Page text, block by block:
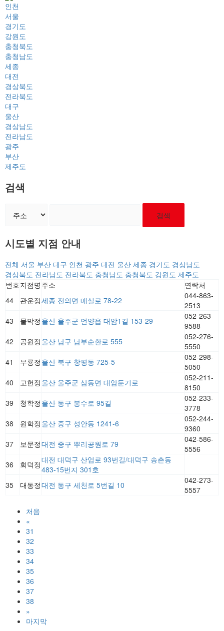
인천
서울
경기도
강원도
충청북도
충청남도
세종
대전
경상북도
전라북도
대구
울산
경상남도
전라남도
광주
부산
제주도
검색
검색
시도별 지점 안내
전체 서울 부산 대구 인천 광주 대전 울산 세종 경기도 경상남도
경상북도 전라남도 전라북도 충청남도 충청북도 강원도 제주도
번호지점명 주소
연락처
44
관운정세종 전의면 매실로 78-22
044-863-
2513
43
물막정 울산 울주군 언양읍 대암1길 153-29
052-263-
9588
42
공원정 울산 남구 남부순환로 555
052-276-
5550
41
무룡정 울산 북구 창평동 725-5
052-298-
5050
40
고헌정 울산 울주군 삼동면 대암둔기로
052-211-
8150
39
청학정 울산 동구 봉수로 95길
052-233-
3778
38
원학정 울산 중구 성안동 1241-6
052-244-
9360
37
보문정대전 중구 뿌리공원로 79
042-586-
5556
36
회덕정대전 대덕구 산업로 93번길/대덕구 송촌동
483-15번지 301호
35
대동정대전 동구 세천로 5번길 10
042-273-
5557
처음
«
31
32
33
34
35
36
37
38
»
마지막